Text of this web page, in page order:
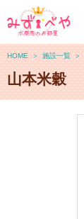
HOME ＞ 施設一覧 ＞
山本米穀